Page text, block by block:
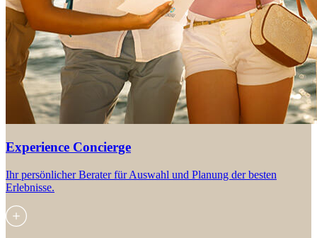
Experience Concierge
Ihr persönlicher Berater für Auswahl und Planung der besten
Erlebnisse.